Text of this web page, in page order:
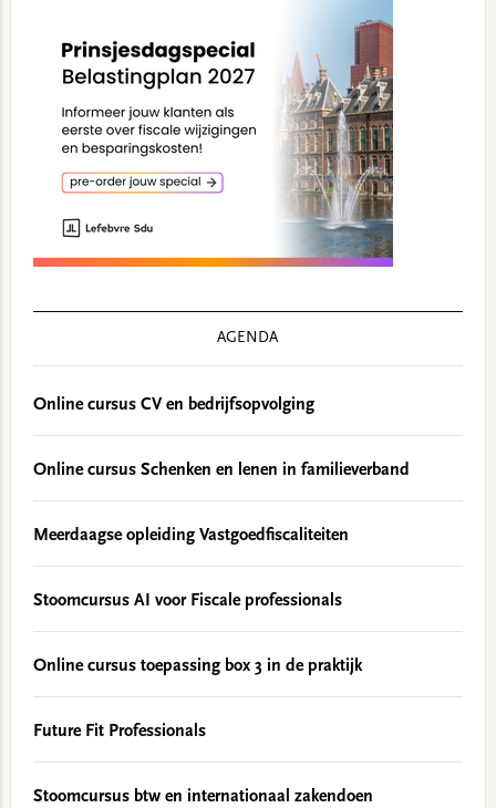
AGENDA
Online cursus CV en bedrijfsopvolging
Online cursus Schenken en lenen in familieverband
Meerdaagse opleiding Vastgoedfiscaliteiten
Stoomcursus AI voor Fiscale professionals
Online cursus toepassing box 3 in de praktijk
Future Fit Professionals
Stoomcursus btw en internationaal zakendoen